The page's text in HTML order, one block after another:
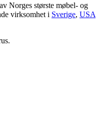
Norges største møbel- og
virksomhet i Sverige, USA